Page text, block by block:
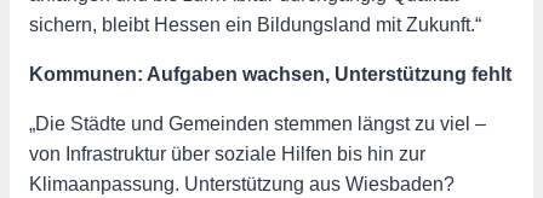
sichern, bleibt Hessen ein Bildungsland mit Zukunft.“
Kommunen: Aufgaben wachsen, Unterstützung fehlt
„Die Städte und Gemeinden stemmen längst zu viel –
von Infrastruktur über soziale Hilfen bis hin zur
Klimaanpassung. Unterstützung aus Wiesbaden?